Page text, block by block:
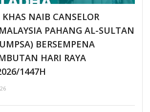
NAIB CANSELOR
PAHANG AL-SULTAN
BERSEMPENA
HARI RAYA
1447H